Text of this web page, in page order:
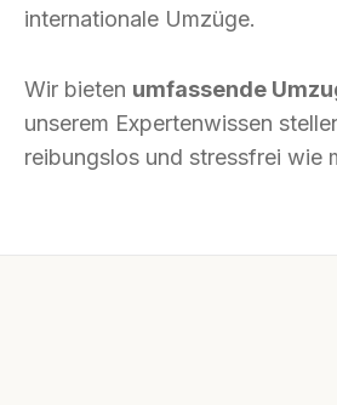
internationale Umzüge.
Wir bieten umfassende
unserem Expertenwissen
reibungslos und stressfrei wie